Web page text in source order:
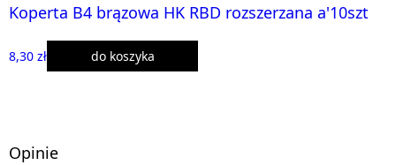
Koperta B4 brązowa HK RBD rozszerzana a'10szt
8,30 zł do koszyka
Opinie